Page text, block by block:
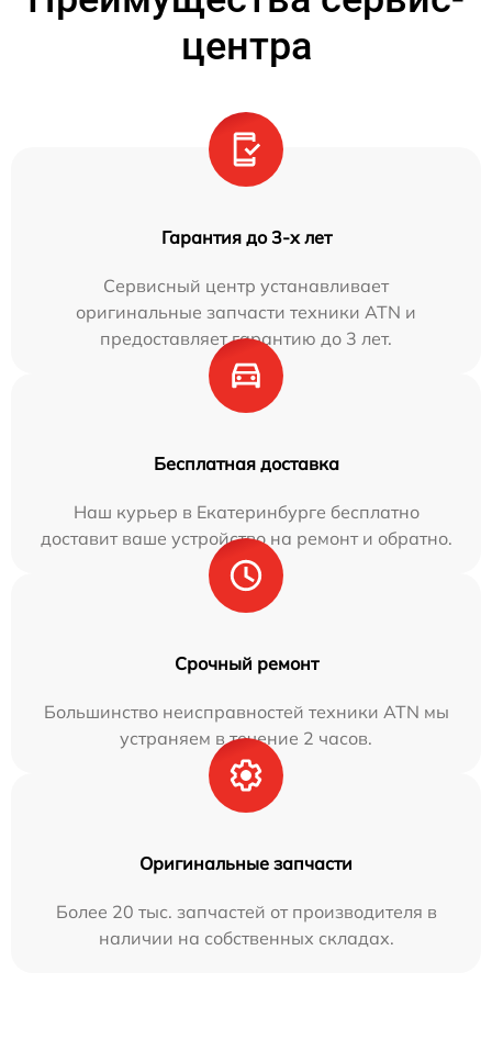
центра
Гарантия до 3-х лет
Сервисный центр устанавливает
оригинальные запчасти техники ATN и
предоставляет гарантию до 3 лет.
Бесплатная доставка
Наш курьер в Екатеринбурге бесплатно
доставит ваше устройство на ремонт и обратно.
Срочный ремонт
Большинство неисправностей техники ATN мы
устраняем в течение 2 часов.
Оригинальные запчасти
Более 20 тыс. запчастей от производителя в
наличии на собственных складах.